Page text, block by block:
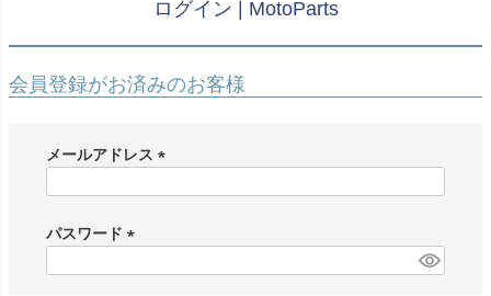
ログイン | MotoParts
会員登録がお済みのお客様
メールアドレス
)
パスワード